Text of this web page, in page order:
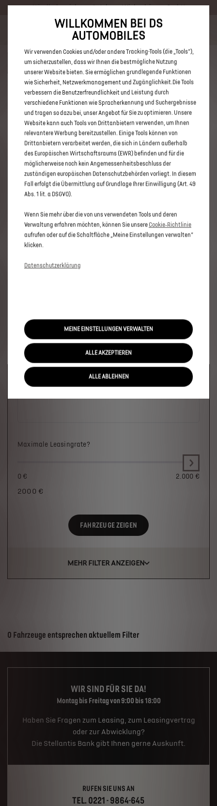
Händlerbereich von Autohaus Wickenhäuser GmbH
Bis zu 6.000 € staatliche Förderprämie für E-Autos und Plug-In-
Hybride. Mehr erfahren >>
ENTDECKEN SIE ALLE DS 3 UND
DS 3 CROSSBACK E-TENSE
NEUWAGEN VON AUTOHAUS
WICKENHÄUSER GMBH
Welches Fahrzeug?
Maximale Leasingrate?
0 € 2.000 €
2000 €
FAHRZEUGE ZEIGEN
MEHR FILTER ANZEIGEN
Suchergebnisse
0 Fahrzeuge entsprechen aktuellem Filter
WIR SIND FÜR SIE DA!
Montag bis Freitag von 9:00 bis 18:00
Haben Sie Fragen zum Leasing, zum Leasingvertrag
oder zur Abwicklung?
Die Stellantis Bank gibt Ihnen gerne Auskunft.
RUFEN SIE UNS AN
TEL. 0221 - 9864-645
WILLKOMMEN BEI DS
AUTOMOBILES
Wir verwenden Cookies und/oder andere Tracking-Tools (die „Tools“),
um sicherzustellen, dass wir Ihnen die bestmögliche Nutzung
unserer Website bieten. Sie ermöglichen grundlegende Funktionen
wie Sicherheit, Netzwerkmanagement und Zugänglichkeit.Die Tools
verbessern die Benutzerfreundlichkeit und Leistung durch
verschiedene Funktionen wie Spracherkennung und Suchergebnisse
und tragen so dazu bei, unser Angebot für Sie zu optimieren. Unsere
Website kann auch Tools von Drittanbietern verwenden, um Ihnen
relevantere Werbung bereitzustellen. Einige Tools können von
Drittanbietern verarbeitet werden, die sich in Ländern außerhalb
des Europäischen Wirtschaftsraums (EWR) befinden und für die
möglicherweise noch kein Angemessenheitsbeschluss der
zuständigen europäischen Datenschutzbehörden vorliegt. In diesem
Fall erfolgt die Übermittlung auf Grundlage Ihrer Einwilligung (Art. 49
Abs. 1 lit. a DSGVO).
Wenn Sie mehr über die von uns verwendeten Tools und deren
Verwaltung erfahren möchten, können Sie unsere Cookie‑Richtlinie
aufrufen oder auf die Schaltfläche „Meine Einstellungen verwalten“
klicken.
Datenschutzerklärung
MEINE EINSTELLUNGEN VERWALTEN
ALLE AKZEPTIEREN
ALLE ABLEHNEN